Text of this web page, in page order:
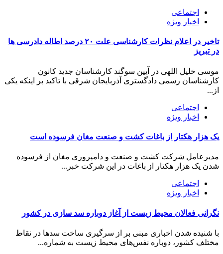
اجتماعی
اخبار ویژه
تاخیر در اعلام نظرات کارشناسی علت ۲۰ درصد اطاله دادرسی‌ ها
در تبریز
موسی خلیل اللهی در آیین سوگند کارشناسان جدید کانون
کارشناسان رسمی دادگستری آذربایجان شرقی با تاکید بر اینکه یکی
از...
اجتماعی
اخبار ویژه
یک هزار هکتار از باغات کشت و صنعت مغان فرسوده است
مدیرعامل شرکت کشت و صنعت و دامپروری مغان از فرسوده
شدن یک هزار هکتار از باغات در این شرکت خبر...
اجتماعی
اخبار ویژه
نگرانی فعالان محیط زیست از آغاز دوباره سد سازی در کشور
با شنیده شدن اخباری مبنی بر از سرگیری ساخت سدها در نقاط
مختلف کشور، دوباره نفس‌های محیط زیست به شماره...